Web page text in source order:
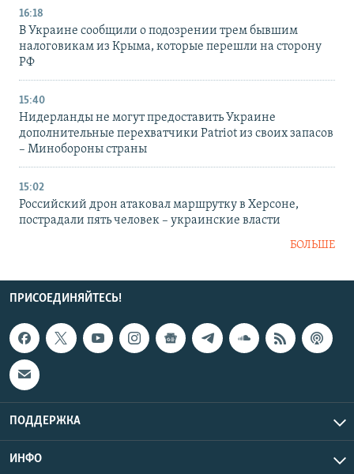
16:18
В Украине сообщили о подозрении трем бывшим
налоговикам из Крыма, которые перешли на сторону
РФ
15:40
Нидерланды не могут предоставить Украине
дополнительные перехватчики Patriot из своих запасов
– Минобороны страны
15:02
Российский дрон атаковал маршрутку в Херсоне,
пострадали пять человек – украинские власти
БОЛЬШЕ
ПРИСОЕДИНЯЙТЕСЬ!
ПОДДЕРЖКА
ИНФО